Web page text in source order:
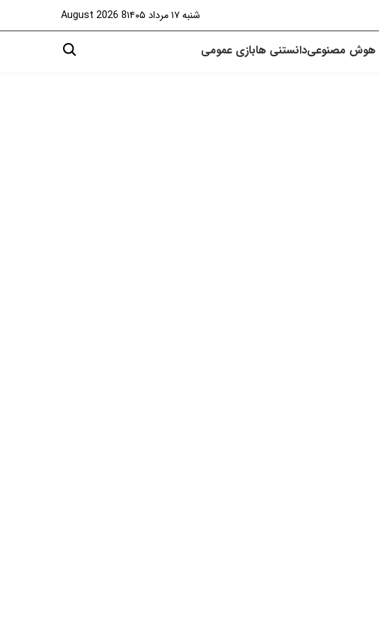
شنبه ۱۷ مرداد ۱۴۰۵ 8 August 2026
هوش مصنوعیدانستنی هابازی عمومی